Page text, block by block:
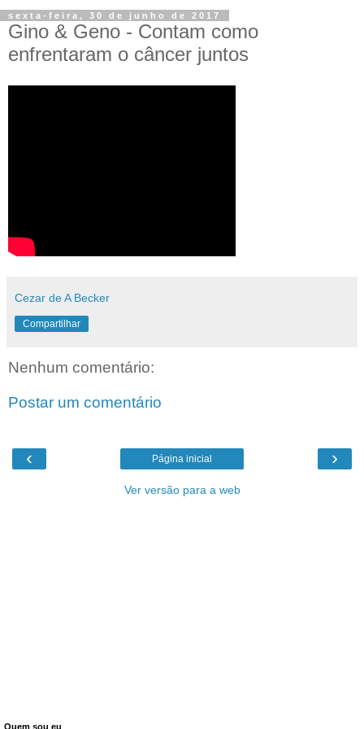
sexta-feira, 30 de junho de 2017
Gino & Geno - Contam como
enfrentaram o câncer juntos
Cezar de A Becker
Compartilhar
Nenhum comentário:
Postar um comentário
‹ ›
Página inicial
Ver versão para a web
Quem sou eu